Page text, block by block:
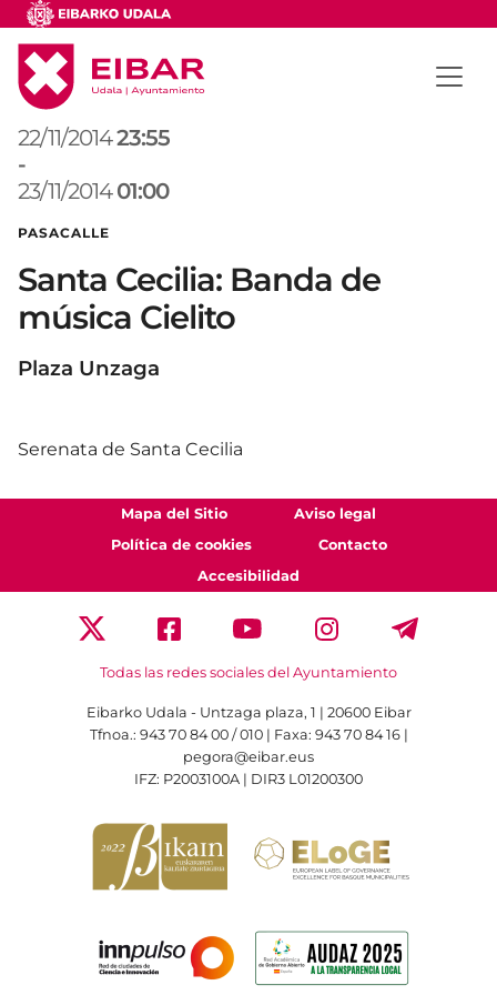
22/11/201423:55
-
23/11/201401:00
PASACALLE
Santa Cecilia: Banda de
música Cielito
Plaza Unzaga
Serenata de Santa Cecilia
Mapa del Sitio
Aviso legal
Política de cookies
Contacto
Accesibilidad
Todas las redes sociales del Ayuntamiento
Eibarko Udala - Untzaga plaza, 1 | 20600 Eibar
Tfnoa.: 943 70 84 00 / 010 | Faxa: 943 70 84 16 |
pegora@eibar.eus
IFZ: P2003100A | DIR3 L01200300